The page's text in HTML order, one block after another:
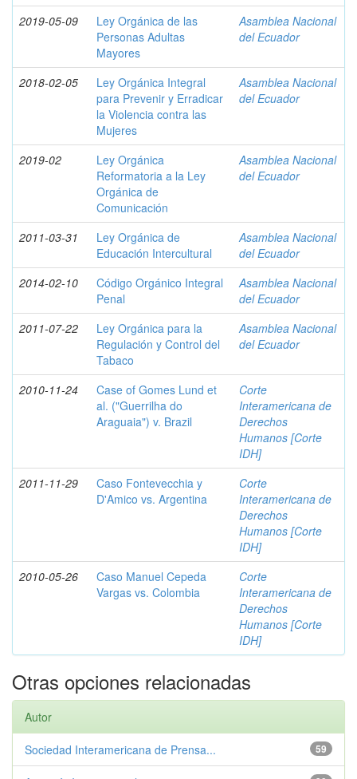
2019-05-09
Ley Orgánica de las
Personas Adultas
Mayores
Asamblea Nacional
del Ecuador
2018-02-05
Ley Orgánica Integral
para Prevenir y Erradicar
la Violencia contra las
Mujeres
Asamblea Nacional
del Ecuador
2019-02
Ley Orgánica
Reformatoria a la Ley
Orgánica de
Comunicación
Asamblea Nacional
del Ecuador
2011-03-31
Ley Orgánica de
Educación Intercultural
Asamblea Nacional
del Ecuador
2014-02-10
Código Orgánico Integral
Penal
Asamblea Nacional
del Ecuador
2011-07-22
Ley Orgánica para la
Regulación y Control del
Tabaco
Asamblea Nacional
del Ecuador
2010-11-24
Case of Gomes Lund et
al. ("Guerrilha do
Araguaia") v. Brazil
Corte
Interamericana de
Derechos
Humanos [Corte
IDH]
2011-11-29
Caso Fontevecchia y
D'Amico vs. Argentina
Corte
Interamericana de
Derechos
Humanos [Corte
IDH]
2010-05-26
Caso Manuel Cepeda
Vargas vs. Colombia
Corte
Interamericana de
Derechos
Humanos [Corte
IDH]
Otras opciones relacionadas
Autor
59
Sociedad Interamericana de Prensa...